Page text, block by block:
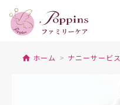
ホーム ナニーサービス